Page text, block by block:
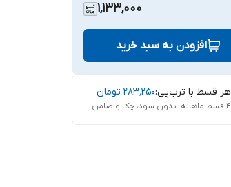
1,133,000
افزودن به سبد خرید
هر قسط با ترب‌پی:۲۸۳٬۲۵۰ تومان
۴ قسط ماهانه. بدون سود، چک و ضامن.